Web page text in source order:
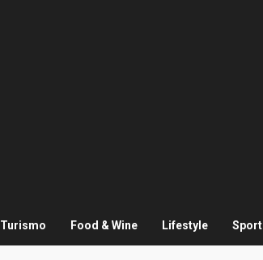
Turismo Food & Wine Lifestyle Sport